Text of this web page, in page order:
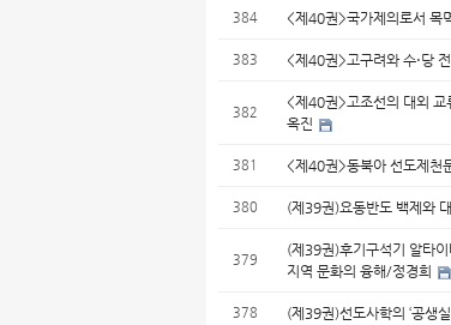
384 <제40권>국가제의로서 목
383 <제40권>고구려와 수⋅당
382
<제40권>고조선의 대외
옥진
381 <제40권>동북아 선도제천
380 (제39권)요동반도 백제와
379
(제39권)후기구석기 알타
지역 문화의 융해/정경희
378 (제39권)선도사학의 ‘공생